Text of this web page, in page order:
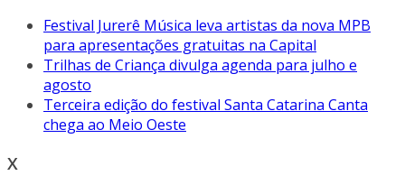
Festival Jurerê Música leva artistas da nova MPB
para apresentações gratuitas na Capital
Trilhas de Criança divulga agenda para julho e
agosto
Terceira edição do festival Santa Catarina Canta
chega ao Meio Oeste
X